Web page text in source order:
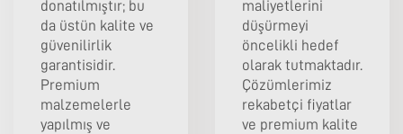
donatılmıştır; bu
da üstün kalite ve
güvenilirlik
garantisidir.
Premium
malzemelerle
yapılmış ve
maliyetlerini
düşürmeyi
öncelikli hedef
olarak tutmaktadır.
Çözümlerimiz
rekabetçi fiyatlar
ve premium kalite